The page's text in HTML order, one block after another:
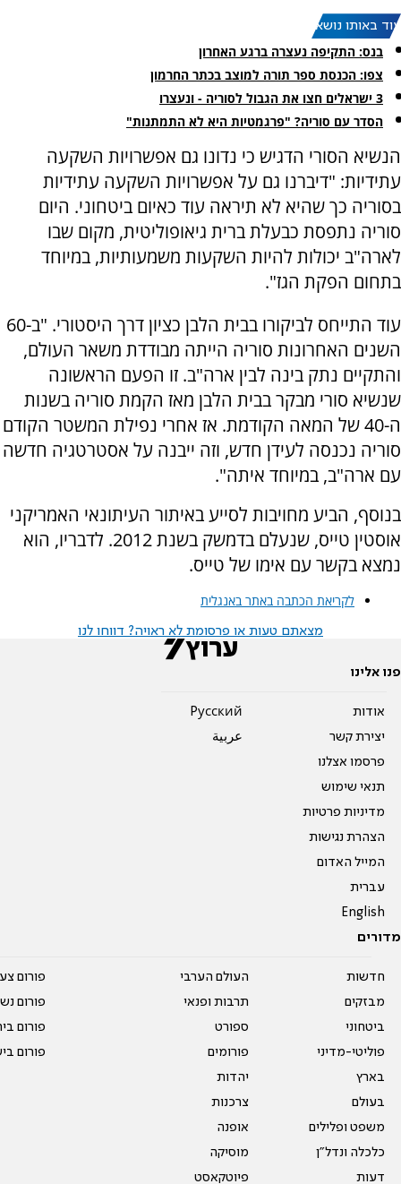
עוד באותו נושא:
בנס: התקיפה נעצרה ברגע האחרון
צפו: הכנסת ספר תורה למוצב בכתר החרמון
3 ישראלים חצו את הגבול לסוריה - ונעצרו
הסדר עם סוריה? "פרגמטיות היא לא התמתנות"
הנשיא הסורי הדגיש כי נדונו גם אפשרויות השקעה
עתידיות: "דיברנו גם על אפשרויות השקעה עתידיות
בסוריה כך שהיא לא תיראה עוד כאיום ביטחוני. היום
סוריה נתפסת כבעלת ברית גיאופוליטית, מקום שבו
לארה"ב יכולות להיות השקעות משמעותיות, במיוחד
בתחום הפקת הגז".
עוד התייחס לביקורו בבית הלבן כציון דרך היסטורי. "ב-60
השנים האחרונות סוריה הייתה מבודדת משאר העולם,
והתקיים נתק בינה לבין ארה"ב. זו הפעם הראשונה
שנשיא סורי מבקר בבית הלבן מאז הקמת סוריה בשנות
ה-40 של המאה הקודמת. אז אחרי נפילת המשטר הקודם
סוריה נכנסה לעידן חדש, וזה ייבנה על אסטרטגיה חדשה
עם ארה"ב, במיוחד איתה".
בנוסף, הביע מחויבות לסייע באיתור העיתונאי האמריקני
אוסטין טייס, שנעלם בדמשק בשנת 2012. לדבריו, הוא
נמצא בקשר עם אימו של טייס.
לקריאת הכתבה באתר באנגלית
מצאתם טעות או פרסומת לא ראויה? דווחו לנו
פנו אלינו
אודות
יצירת קשר
פרסמו אצלנו
תנאי שימוש
מדיניות פרטיות
הצהרת נגישות
המייל האדום
עברית
English
Pусский
عربية
מדורים
חדשות
מבזקים
ביטחוני
פוליטי-מדיני
בארץ
בעולם
משפט ופלילים
כלכלה ונדל"ן
דעות
העולם הערבי
תרבות ופנאי
ספורט
פורומים
יהדות
צרכנות
אופנה
מוסיקה
פיוטקאסט
פורום
פורום
פורום
פורום